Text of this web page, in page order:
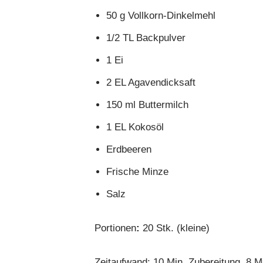
50 g Vollkorn-Dinkelmehl
1/2 TL Backpulver
1 Ei
2 EL Agavendicksaft
150 ml Buttermilch
1 EL Kokosöl
Erdbeeren
Frische Minze
Salz
Portionen: 20 Stk. (kleine)